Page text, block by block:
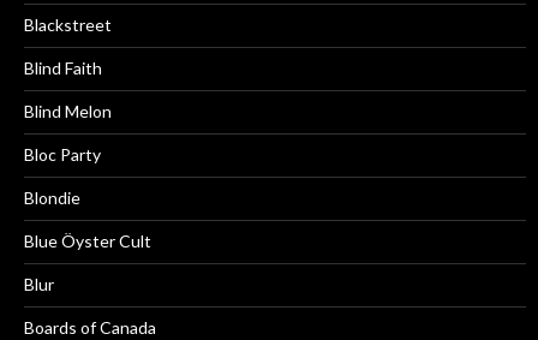
Blackstreet
Blind Faith
Blind Melon
Bloc Party
Blondie
Blue Öyster Cult
Blur
Boards of Canada